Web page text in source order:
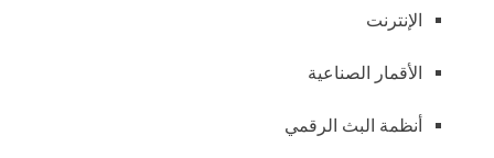
الإنترنت
الأقمار الصناعية
أنظمة البث الرقمي